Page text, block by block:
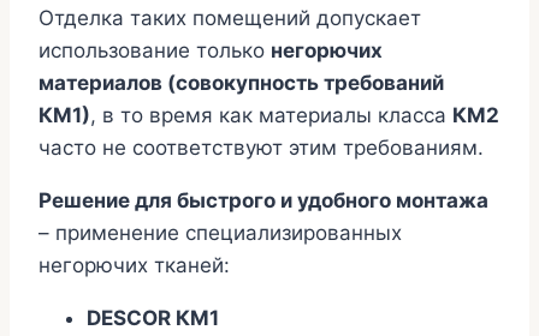
Отделка таких помещений допускает
использование только негорючих
материалов (совокупность требований
КМ1), в то время как материалы класса КМ2
часто не соответствуют этим требованиям.
Решение для быстрого и удобного монтажа
– применение специализированных
негорючих тканей:
DESCOR КМ1